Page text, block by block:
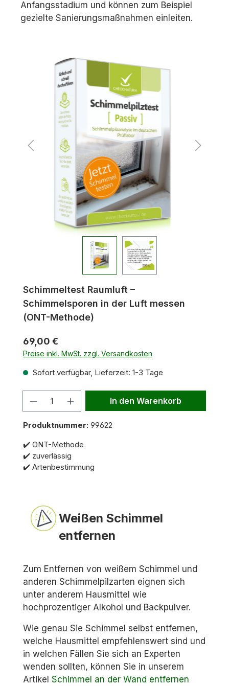
Anfangsstadium und können zum Beispiel
gezielte Sanierungsmaßnahmen einleiten.
Schimmeltest Raumluft –
Schimmelsporen in der Luft messen
(ONT-Methode)
69,00 €
Preise inkl. MwSt. zzgl. Versandkosten
Sofort verfügbar, Lieferzeit: 1-3 Tage
In den Warenkorb
Produktnummer: 99622
✔️ ONT-Methode
✔️ zuverlässig
✔️ Artenbestimmung
Weißen Schimmel
entfernen
Zum Entfernen von weißem Schimmel und
anderen Schimmelpilzarten eignen sich
unter anderem Hausmittel wie
hochprozentiger Alkohol und Backpulver.
Wie genau Sie Schimmel selbst entfernen,
welche Hausmittel empfehlenswert sind und
in welchen Fällen Sie sich an Experten
wenden sollten, können Sie in unserem
Artikel Schimmel an der Wand entfernen